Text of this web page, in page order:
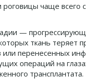
чаще всего
—
ткань теряет
перенесенных
операций на
трансплантата.